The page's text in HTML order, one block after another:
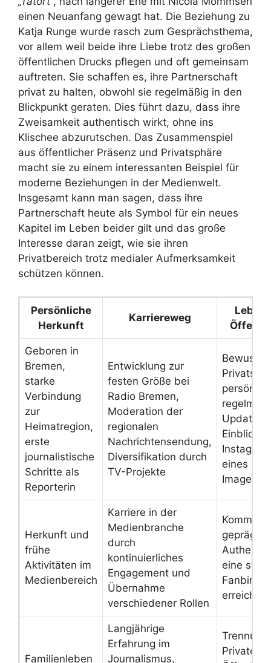
einen Neuanfang gewagt hat. Die Beziehung zu
Katja Runge wurde rasch zum Gesprächsthema,
vor allem weil beide ihre Liebe trotz des großen
öffentlichen Drucks pflegen und oft gemeinsam
auftreten. Sie schaffen es, ihre Partnerschaft
privat zu halten, obwohl sie regelmäßig in den
Blickpunkt geraten. Dies führt dazu, dass ihre
Zweisamkeit authentisch wirkt, ohne ins
Klischee abzurutschen. Das Zusammenspiel
aus öffentlicher Präsenz und Privatsphäre
macht sie zu einem interessanten Beispiel für
moderne Beziehungen in der Medienwelt.
Insgesamt kann man sagen, dass ihre
Partnerschaft heute als Symbol für ein neues
Kapitel im Leben beider gilt und das große
Interesse daran zeigt, wie sie ihren
Privatbereich trotz medialer Aufmerksamkeit
schützen können.
Persönliche
Herkunft
Karriereweg
Geboren in
Bremen,
starke
Verbindung
zur
Heimatregion,
erste
journalistische
Schritte als
Reporterin
Entwicklung zur
festen Größe bei
Radio Bremen,
Moderation der
regionalen
Nachrichtensendung,
Diversifikation durch
TV-Projekte
Bewusste
Updates
Einblicke
eines
Images
Herkunft und
frühe
Aktivitäten im
Medienbereich
Karriere in der
Medienbranche
durch
kontinuierliches
Engagement und
Übernahme
verschiedener Rollen
geprägt
eine
erreichen
Familienleben
Langjährige
Erfahrung im
Journalismus,
Trennung
Privatem